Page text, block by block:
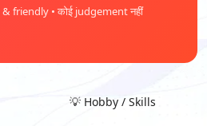
& friendly • कोई judgement नहीं
💡 Hobby / Skills